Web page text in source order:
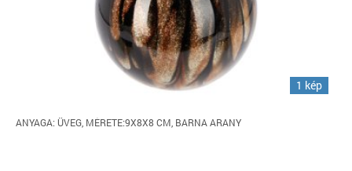
1 kép
ANYAGA: ÜVEG, MÉRETE:9X8X8 CM, BARNA ARANY